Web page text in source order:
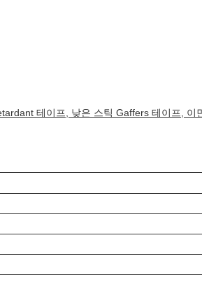
테이프, 낮은 스틱 Gaffers 테이프, 이